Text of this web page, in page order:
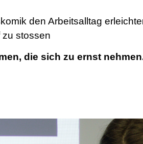
den Arbeitsalltag
zu stossen
die sich zu ernst